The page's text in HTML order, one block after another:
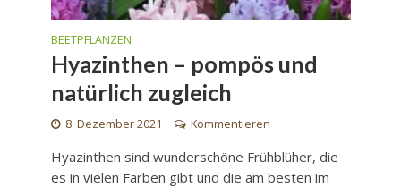
BEETPFLANZEN
Hyazinthen – pompös und
natürlich zugleich
8. Dezember 2021 Kommentieren
Hyazinthen sind wunderschöne Frühblüher, die
es in vielen Farben gibt und die am besten im